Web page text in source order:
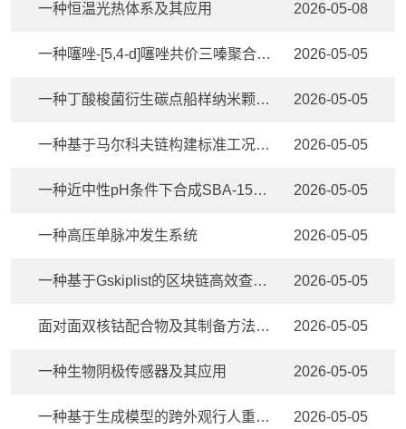
一种恒温光热体系及其应用 2026-05-08
一种噻唑-[5,4-d]噻唑共价三嗪聚合物材料的制备方法及其应用 2026-05-05
一种丁酸梭菌衍生碳点船样纳米颗粒及其制备方法和应用 2026-05-05
一种基于马尔科夫链构建标准工况库的智慧交通系统环境效益评估测试方法 2026-05-05
一种近中性pH条件下合成SBA-15介孔二氧化硅的方法 2026-05-05
一种高压单脉冲发生系统 2026-05-05
一种基于Gskiplist的区块链高效查询系统及动态构建方法 2026-05-05
面对面双核钴配合物及其制备方法和应用 2026-05-05
一种生物阴极传感器及其应用 2026-05-05
一种基于生成模型的跨外观行人重识别检测方法 2026-05-05